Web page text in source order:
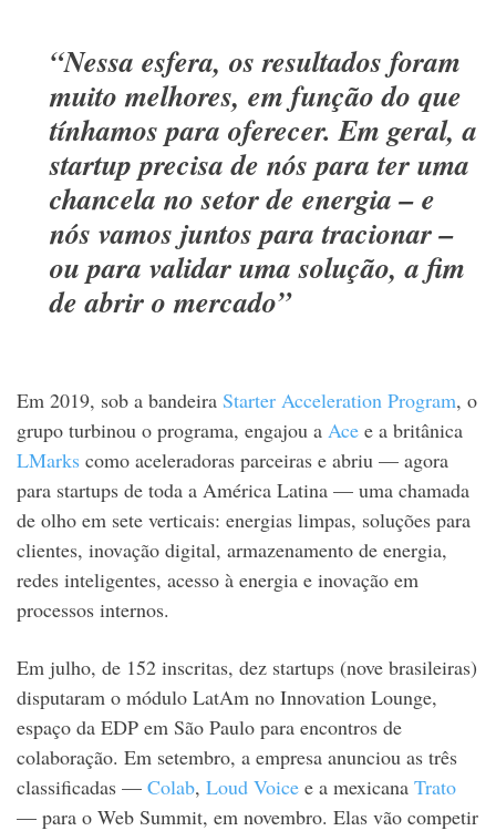
“Nessa esfera, os resultados foram
muito melhores, em função do que
tínhamos para oferecer. Em geral, a
startup precisa de nós para ter uma
chancela no setor de energia – e
nós vamos juntos para tracionar –
ou para validar uma solução, a fim
de abrir o mercado”
Em 2019, sob a bandeira Starter Acceleration Program, o
grupo turbinou o programa, engajou a Ace e a britânica
LMarks como aceleradoras parceiras e abriu — agora
para startups de toda a América Latina — uma chamada
de olho em sete verticais: energias limpas, soluções para
clientes, inovação digital, armazenamento de energia,
redes inteligentes, acesso à energia e inovação em
processos internos.
Em julho, de 152 inscritas, dez startups (nove brasileiras)
disputaram o módulo LatAm no Innovation Lounge,
espaço da EDP em São Paulo para encontros de
colaboração. Em setembro, a empresa anunciou as três
classificadas — Colab, Loud Voice e a mexicana Trato
— para o Web Summit, em novembro. Elas vão competir